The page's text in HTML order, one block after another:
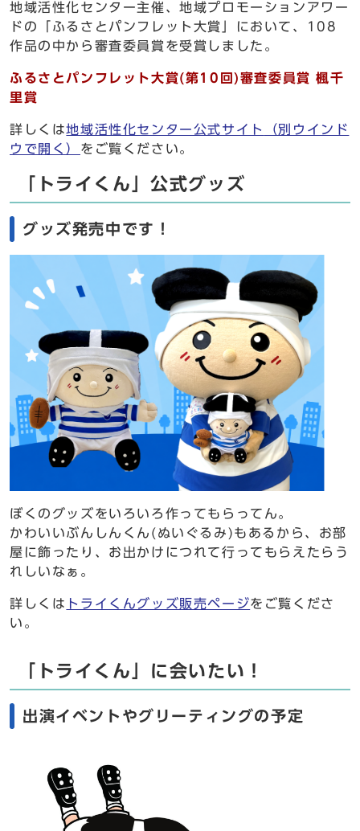
地域活性化センター主催、地域プロモーションアワー
ドの「ふるさとパンフレット大賞」において、108
作品の中から審査委員賞を受賞しました。
ふるさとパンフレット大賞(第10回)審査委員賞 楓千
里賞
詳しくは地域活性化センター公式サイト
（別ウインド
ウで開く） をご覧ください。
「トライくん」公式グッズ
グッズ発売中です！
ぼくのグッズをいろいろ作ってもらってん。
かわいいぶんしんくん(ぬいぐるみ)もあるから、お部
屋に飾ったり、お出かけにつれて行ってもらえたらう
れしいなぁ。
詳しくは トライくんグッズ販売ページをご覧くださ
い。
「トライくん」に会いたい！
出演イベントやグリーティングの予定